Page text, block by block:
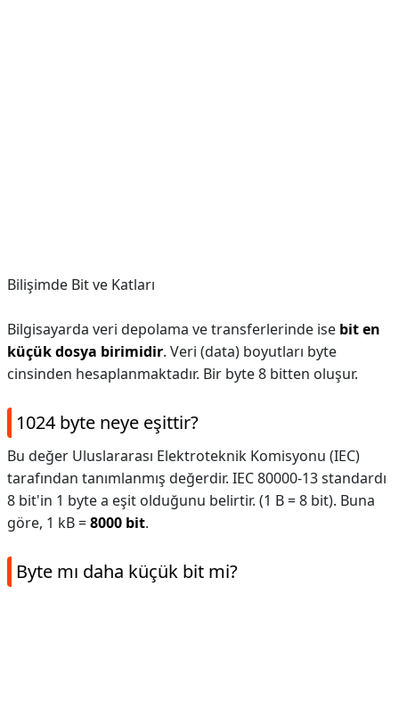
Bilişimde Bit ve Katları
Bilgisayarda veri depolama ve transferlerinde ise bit en
küçük dosya birimidir. Veri (data) boyutları byte
cinsinden hesaplanmaktadır. Bir byte 8 bitten oluşur.
1024 byte neye eşittir?
Bu değer Uluslararası Elektroteknik Komisyonu (IEC)
tarafından tanımlanmış değerdir. IEC 80000-13 standardı
8 bit'in 1 byte a eşit olduğunu belirtir. (1 B = 8 bit). Buna
göre, 1 kB =8000 bit.
Byte mı daha küçük bit mi?